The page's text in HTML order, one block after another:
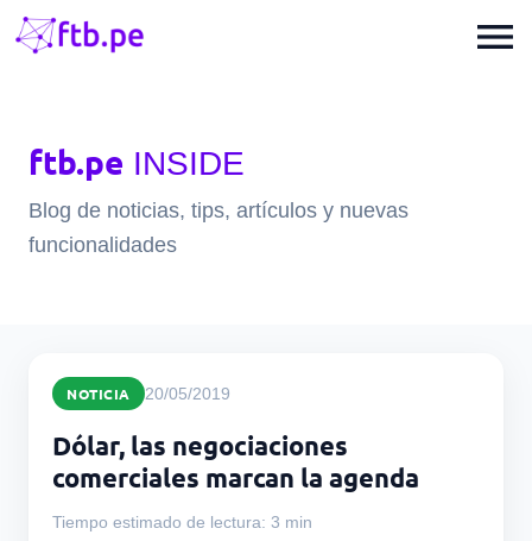
menu
ftb.pe INSIDE
Blog de noticias, tips, artículos y nuevas
funcionalidades
NOTICIA 20/05/2019
Dólar, las negociaciones
comerciales marcan la agenda
Tiempo estimado de lectura: 3 min